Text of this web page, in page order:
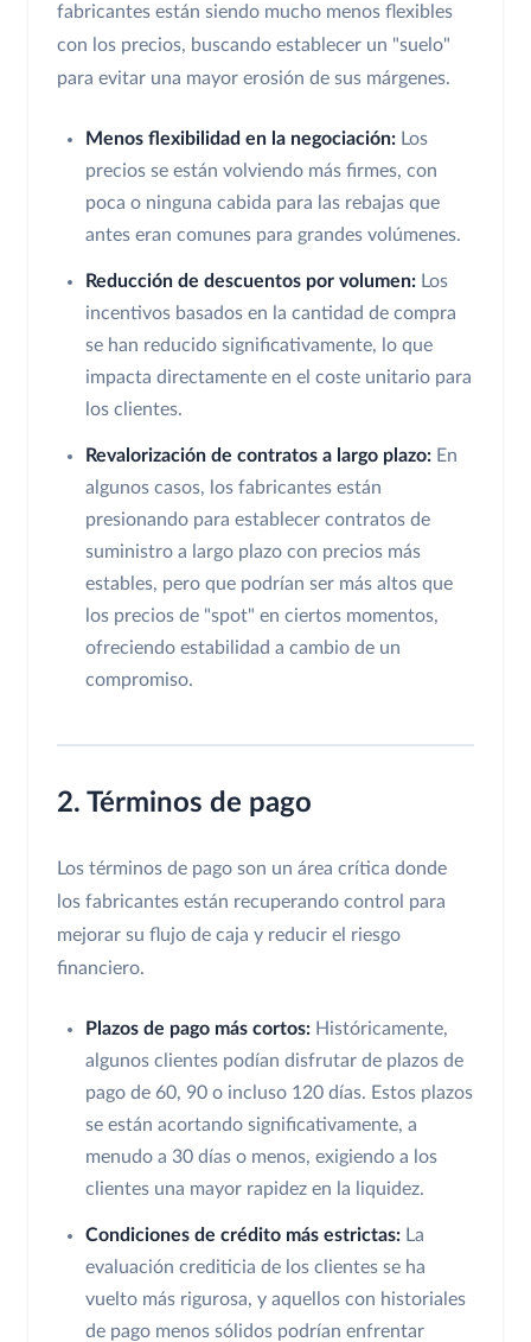
fabricantes están siendo mucho menos flexibles
con los precios, buscando establecer un "suelo"
para evitar una mayor erosión de sus márgenes.
Menos flexibilidad en la negociación: Los
precios se están volviendo más firmes, con
poca o ninguna cabida para las rebajas que
antes eran comunes para grandes volúmenes.
Reducción de descuentos por volumen: Los
incentivos basados en la cantidad de compra
se han reducido significativamente, lo que
impacta directamente en el coste unitario para
los clientes.
Revalorización de contratos a largo plazo: En
algunos casos, los fabricantes están
presionando para establecer contratos de
suministro a largo plazo con precios más
estables, pero que podrían ser más altos que
los precios de "spot" en ciertos momentos,
ofreciendo estabilidad a cambio de un
compromiso.
2. Términos de pago
Los términos de pago son un área crítica donde
los fabricantes están recuperando control para
mejorar su flujo de caja y reducir el riesgo
financiero.
Plazos de pago más cortos: Históricamente,
algunos clientes podían disfrutar de plazos de
pago de 60, 90 o incluso 120 días. Estos plazos
se están acortando significativamente, a
menudo a 30 días o menos, exigiendo a los
clientes una mayor rapidez en la liquidez.
Condiciones de crédito más estrictas: La
evaluación crediticia de los clientes se ha
vuelto más rigurosa, y aquellos con historiales
de pago menos sólidos podrían enfrentar